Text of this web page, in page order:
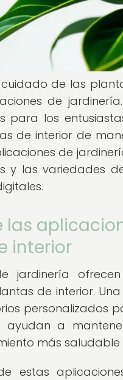
de las
de
para los
de interior de
de
y las variedades
las
interior
jardinería
de interior.
personalizados
ayudan a
más
estas